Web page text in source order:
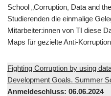
School „Corruption, Data and
Studierenden die einmalige
Mitarbeiter:innen von TI diese
Maps für gezielte Anti-
Fighting Corruption by using
Development Goals. Summer
Anmeldeschluss: 06.06.2024